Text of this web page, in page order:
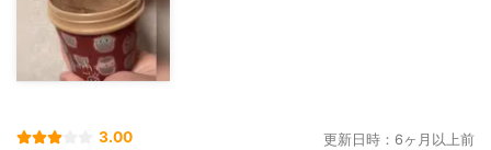
3.00 更新日時：6ヶ月以上前